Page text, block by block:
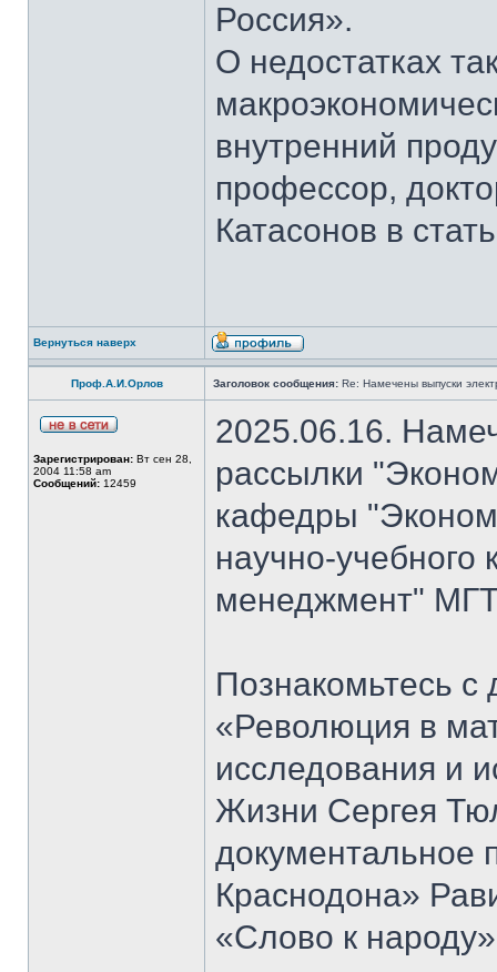
Россия».
О недостатках
внутренний
профессор,
Катасонов в
Вернуться наверх
Проф.А.И.Орлов Заголовок сообщения: Re: Намечены выпуски
Зарегистрирован: Вт сен 28,
2004 11:58 am
Сообщений: 12459
2025.06.16.
рассылки
кафедры
научно-
менеджмент"
Познакомьтесь
«Революция в
исследования и
Жизни Сергея
документальное
Краснодона»
«Слово к